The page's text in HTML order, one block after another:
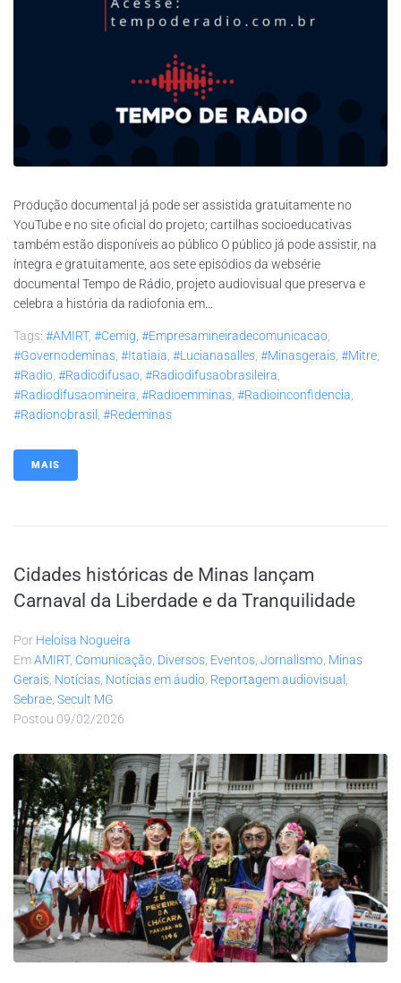
Produção documental já pode ser assistida gratuitamente no
YouTube e no site oficial do projeto; cartilhas socioeducativas
também estão disponíveis ao público O público já pode assistir, na
íntegra e gratuitamente, aos sete episódios da websérie
documental Tempo de Rádio, projeto audiovisual que preserva e
celebra a história da radiofonia em...
Tags: #AMIRT, #Cemig, #empresamineiradecomunicacao,
#governodeminas, #itatiaia, #lucianasalles, #minasgerais, #mitre,
#radio, #radiodifusao, #radiodifusaobrasileira,
#radiodifusaomineira, #radioemminas, #radioinconfidencia,
#radionobrasil , #redeminas
MAIS
Cidades históricas de Minas lançam
Carnaval da Liberdade e da Tranquilidade
Por Heloisa Nogueira
EmAMIRT, Comunicação, Diversos, Eventos, Jornalismo, Minas
Gerais, Notícias, Notícias em áudio, Reportagem audiovisual ,
Sebrae, Secult MG
Postou 09/02/2026